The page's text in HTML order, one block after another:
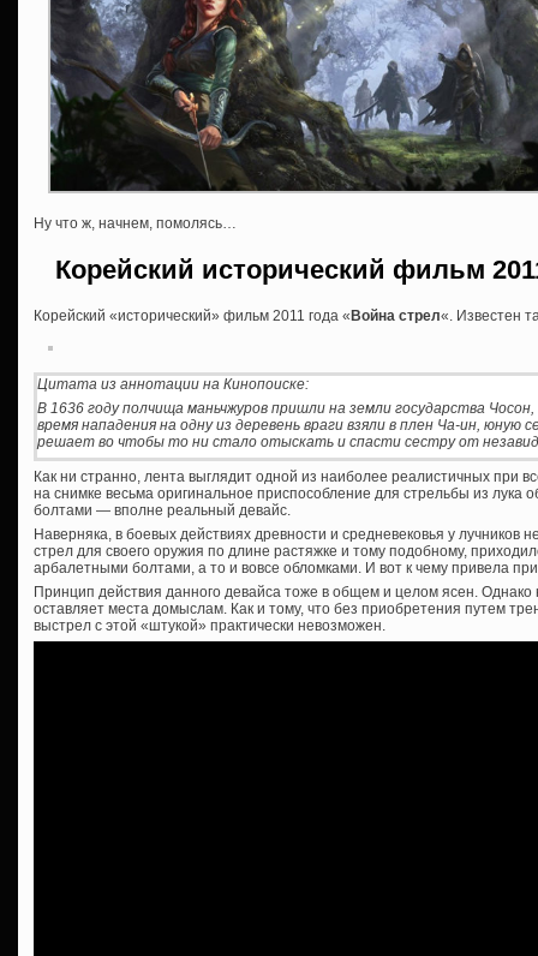
Ну что ж, начнем, помолясь…
Корейский исторический фильм
Корейский «исторический» фильм 2011 года «Война стрел«. Известен
Цитата из аннотации на Кинопоиске:
В 1636 году полчища маньчжуров пришли на земли государства
время нападения на одну из деревень враги взяли в плен Ча-ин,
решает во чтобы то ни стало отыскать и спасти сестру от
Как ни странно, лента выглядит одной из наиболее реалистичных при
на снимке весьма оригинальное приспособление для стрельбы из лука
болтами — вполне реальный девайс.
Наверняка, в боевых действиях древности и средневековья у лучников
стрел для своего оружия по длине растяжке и тому подобному,
арбалетными болтами, а то и вовсе обломками. И вот к чему привела
Принцип действия данного девайса тоже в общем и целом ясен. Однако
оставляет места домыслам. Как и тому, что без приобретения путем
выстрел с этой «штукой» практически невозможен.